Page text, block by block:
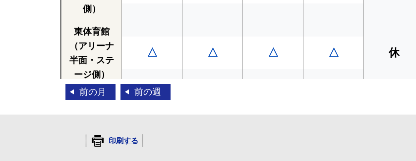
側）
東体育館
（アリーナ
半面・ステ
ージ側）
△ △ △ △ 休
東体育館
16日
前の月 前の週
印刷する